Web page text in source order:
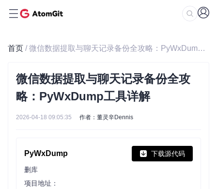
首页 / 微信数据提取与聊天记录备份全攻略：PyWxDump工具详解
微信数据提取与聊天记录备份全攻
略：PyWxDump工具详解
2026-04-18 09:05:35 作者：董灵辛Dennis
PyWxDump 下载源代码
删库
项目地址：